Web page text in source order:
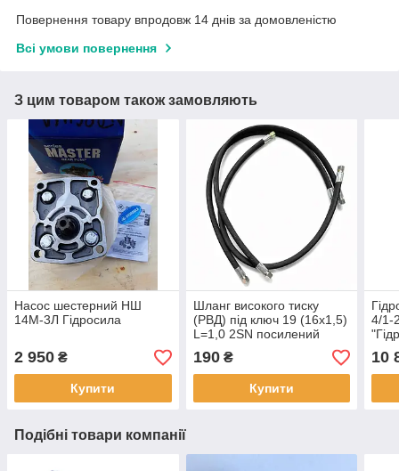
Повернення товару впродовж 14 днів за домовленістю
Всі умови повернення
З цим товаром також замовляють
Насос шестерний НШ
14М-3Л Гідросила
2 950 ₴
Купити
Шланг високого тиску
(РВД) під ключ 19 (16х1,5)
L=1,0 2SN посилений
190₴
Купити
4/1-
10
Подібні товари компанії